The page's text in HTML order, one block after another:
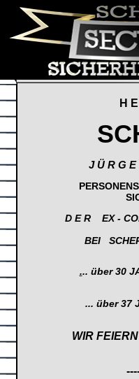
H
J Ü R G
D E R EX -
BEI
... über 30
... über 37
WIR